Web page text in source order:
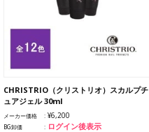
CHRISTRIO（クリストリオ）スカルプチ
ュアジェル 30ml
メーカー価格 ¥6,200
BG卸価 ログイン後表示